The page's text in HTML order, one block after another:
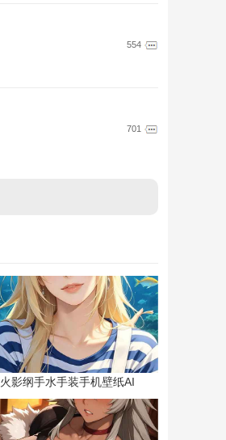
554
701
火影纲手水手装手机壁纸AI